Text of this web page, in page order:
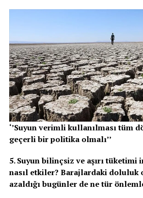
‘’Suyun verimli kullanılması tüm
geçerli bir politika olmalı’’
5. Suyun bilinçsiz ve aşırı tüketimi
nasıl etkiler? Barajlardaki doluluk
azaldığı bugünler de ne tür